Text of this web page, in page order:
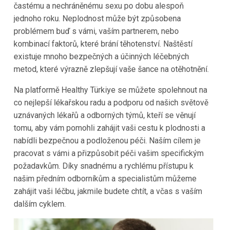
častému a nechráněnému sexu po dobu alespoň
jednoho roku. Neplodnost může být způsobena
problémem buď s vámi, vaším partnerem, nebo
kombinací faktorů, které brání těhotenství. Naštěstí
existuje mnoho bezpečných a účinných léčebných
metod, které výrazně zlepšují vaše šance na otěhotnění.
Na platformě Healthy Türkiye se můžete spolehnout na
co nejlepší lékařskou radu a podporu od našich světově
uznávaných lékařů a odborných týmů, kteří se věnují
tomu, aby vám pomohli zahájit vaši cestu k plodnosti a
nabídli bezpečnou a podloženou péči. Naším cílem je
pracovat s vámi a přizpůsobit péči vašim specifickým
požadavkům. Díky snadnému a rychlému přístupu k
našim předním odborníkům a specialistům můžeme
zahájit vaši léčbu, jakmile budete chtít, a včas s vaším
dalším cyklem.